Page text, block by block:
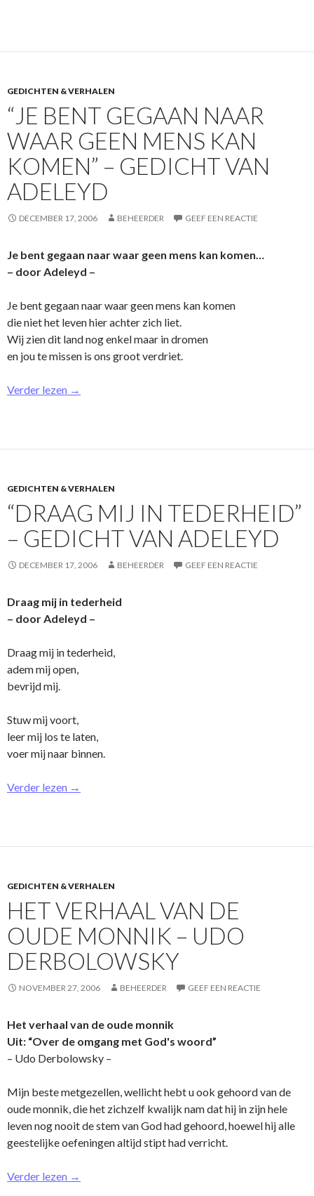
GEDICHTEN & VERHALEN
“JE BENT GEGAAN NAAR
WAAR GEEN MENS KAN
KOMEN” – GEDICHT VAN
ADELEYD
DECEMBER 17, 2006 BEHEERDER GEEF EEN REACTIE
Je bent gegaan naar waar geen mens kan komen…
– door Adeleyd –
Je bent gegaan naar waar geen mens kan komen
die niet het leven hier achter zich liet.
Wij zien dit land nog enkel maar in dromen
en jou te missen is o­ns groot verdriet.
Verder lezen →
GEDICHTEN & VERHALEN
“DRAAG MIJ IN TEDERHEID”
– GEDICHT VAN ADELEYD
DECEMBER 17, 2006 BEHEERDER GEEF EEN REACTIE
Draag mij in tederheid
– door Adeleyd –
Draag mij in tederheid,
adem mij open,
bevrijd mij.
Stuw mij voort,
leer mij los te laten,
voer mij naar binnen.
Verder lezen →
GEDICHTEN & VERHALEN
HET VERHAAL VAN DE
OUDE MONNIK – UDO
DERBOLOWSKY
NOVEMBER 27, 2006 BEHEERDER GEEF EEN REACTIE
Het verhaal van de oude monnik
Uit: “Over de omgang met God's woord”
– Udo Derbolowsky –
Mijn beste metgezellen, wellicht hebt u ook gehoord van de
oude monnik, die het zichzelf kwalijk nam dat hij in zijn hele
leven nog nooit de stem van God had gehoord, hoewel hij alle
geestelijke oefeningen altijd stipt had verricht.
Verder lezen →